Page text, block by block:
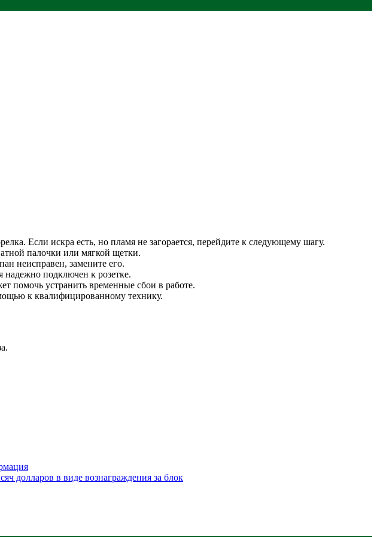
Если искра есть, но пламя не загорается, перейдите к следующему шагу.
палочки или мягкой щетки.
неисправен, замените его.
надежно подключен к розетке.
помочь устранить временные сбои в работе.
к квалифицированному технику.
долларов в виде вознаграждения за блок